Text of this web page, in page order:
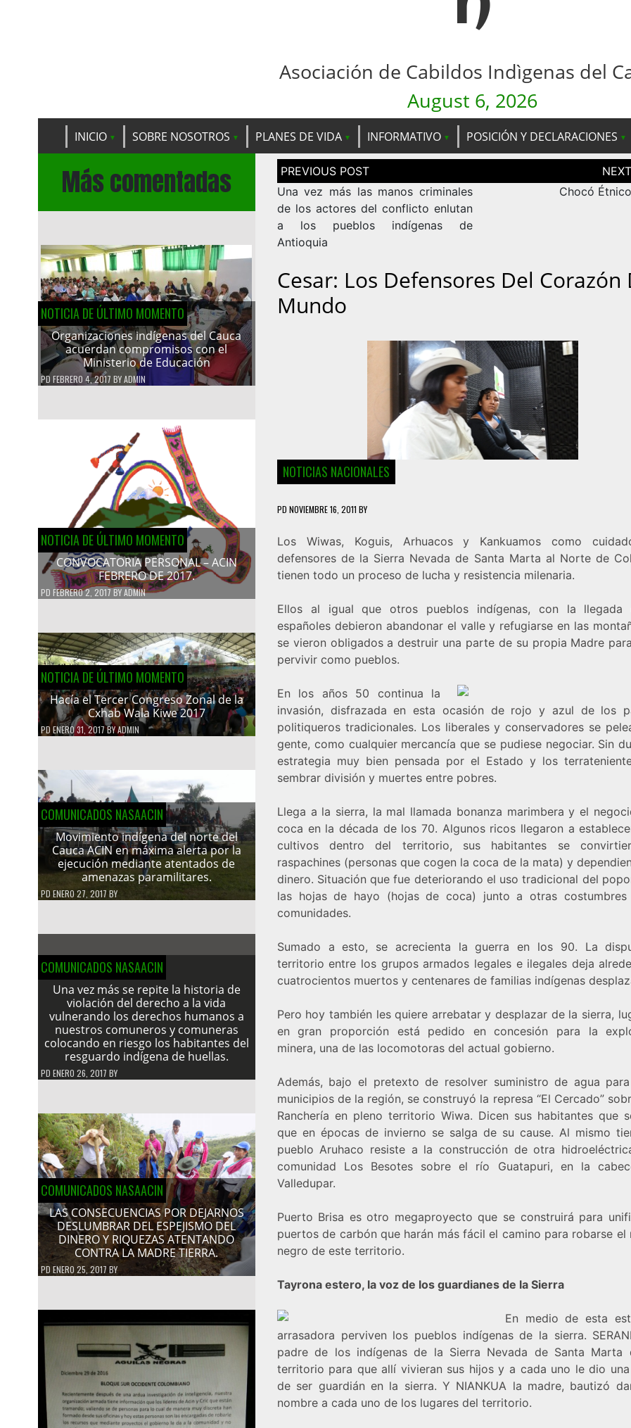
Asociación de Cabildos Indìgenas del
August 6, 2026
INICIO SOBRE NOSOTROS PLANES DE VIDA INFORMATIVO POSICIÓN Y DECLARACIONES
Más comentadas
NOTICIA DE ÚLTIMO MOMENTO
Organizaciones indígenas del Cauca
acuerdan compromisos con el
Ministerio de Educación
PD FEBRERO 4, 2017 BYADMIN
NOTICIA DE ÚLTIMO MOMENTO
CONVOCATORIA PERSONAL – ACIN
FEBRERO DE 2017.
PD FEBRERO 2, 2017BYADMIN
NOTICIA DE ÚLTIMO MOMENTO
Hacía el Tercer Congreso Zonal de la
Cxhab Wala Kiwe 2017
PDENERO 31, 2017BYADMIN
COMUNICADOS NASAACIN
Movimiento indígena del norte del
Cauca ACIN en máxima alerta por la
ejecución mediante atentados de
amenazas paramilitares.
PD ENERO 27, 2017 BY
COMUNICADOS NASAACIN
Una vez más se repite la historia de
violación del derecho a la vida
vulnerando los derechos humanos a
nuestros comuneros y comuneras
colocando en riesgo los habitantes del
resguardo indígena de huellas.
PD ENERO 26, 2017 BY
COMUNICADOS NASAACIN
LAS CONSECUENCIAS POR DEJARNOS
DESLUMBRAR DEL ESPEJISMO DEL
DINERO Y RIQUEZAS ATENTANDO
CONTRA LA MADRE TIERRA.
PDENERO 25, 2017 BY
Navegación
de
entradas
Una vez más las manos criminales
de los actores del conflicto enlutan
a los pueblos indígenas de
Antioquia
Chocó
Cesar: Los Defensores Del Corazón
Mundo
NOTICIAS NACIONALES
PD NOVIEMBRE 16, 2011 BY
Los Wiwas, Koguis, Arhuacos y Kankuamos como
defensores de la Sierra Nevada de Santa Marta al Norte de
tienen todo un proceso de lucha y resistencia milenaria.
Ellos al igual que otros pueblos indígenas, con la llegada
españoles debieron abandonar el valle y refugiarse en las
se vieron obligados a destruir una parte de su propia Madre
pervivir como pueblos.
En los años 50 continua la
invasión, disfrazada en esta ocasión de rojo y azul de los
politiqueros tradicionales. Los liberales y conservadores se
gente, como cualquier mercancía que se pudiese negociar. Sin
estrategia muy bien pensada por el Estado y los
sembrar división y muertes entre pobres.
Llega a la sierra, la mal llamada bonanza marimbera y el
coca en la década de los 70. Algunos ricos llegaron a
cultivos dentro del territorio, sus habitantes se
raspachines (personas que cogen la coca de la mata) y
dinero. Situación que fue deteriorando el uso tradicional del
las hojas de hayo (hojas de coca) junto a otras
comunidades.
Sumado a esto, se acrecienta la guerra en los 90. La
territorio entre los grupos armados legales e ilegales deja
cuatrocientos muertos y centenares de familias indígenas
Pero hoy también les quiere arrebatar y desplazar de la sierra,
en gran proporción está pedido en concesión para la
minera, una de las locomotoras del actual gobierno.
Además, bajo el pretexto de resolver suministro de agua
municipios de la región, se construyó la represa “El Cercado”
Ranchería en pleno territorio Wiwa. Dicen sus habitantes que
que en épocas de invierno se salga de su cause. Al mismo
pueblo Aruhaco resiste a la construcción de otra
comunidad Los Besotes sobre el río Guatapuri, en la
Valledupar.
Puerto Brisa es otro megaproyecto que se construirá para
puertos de carbón que harán más fácil el camino para robarse el
negro de este territorio.
Tayrona estero, la voz de los guardianes de la Sierra
En medio de esta
arrasadora perviven los pueblos indígenas de la sierra.
padre de los indígenas de la Sierra Nevada de Santa Marta
territorio para que allí vivieran sus hijos y a cada uno le dio una
de ser guardián en la sierra. Y NIANKUA la madre, bautizó
nombre a cada uno de los lugares del territorio.